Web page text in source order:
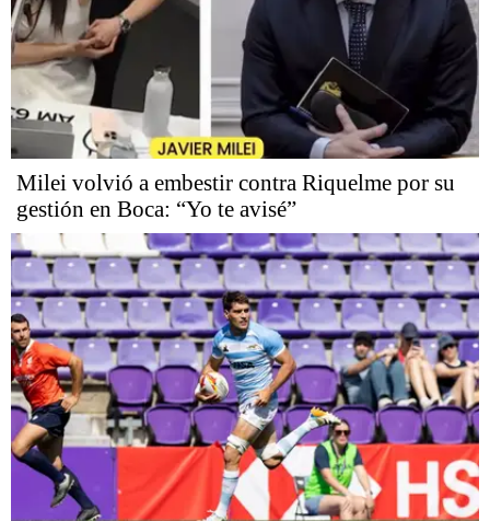
Milei volvió a embestir contra Riquelme por su
gestión en Boca: “Yo te avisé”